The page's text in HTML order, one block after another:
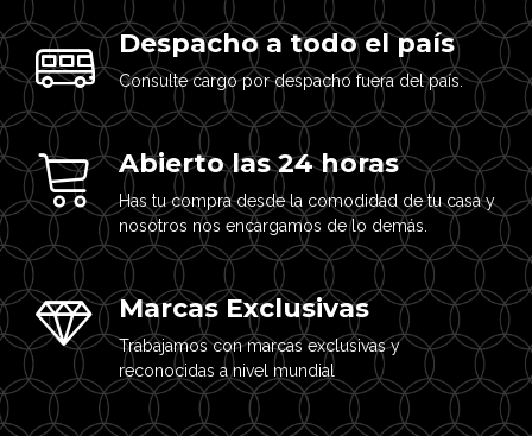
Despacho a todo el país
Consulte cargo por despacho fuera del país.
Abierto las 24 horas
Has tu compra desde la comodidad de tu casa y
nosotros nos encargamos de lo demás.
Marcas Exclusivas
Trabajamos con marcas exclusivas y
reconocidas a nivel mundial